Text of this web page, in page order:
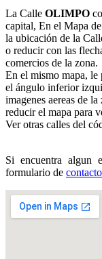
La Calle OLIMPO
capital, En el Mapa
la ubicación de la
o reducir con las
comercios de la zona.
En el mismo mapa, le
el ángulo inferior
imagenes aereas de
reducir el mapa para
Ver otras calles del
Si encuentra algun
formulario de contacto